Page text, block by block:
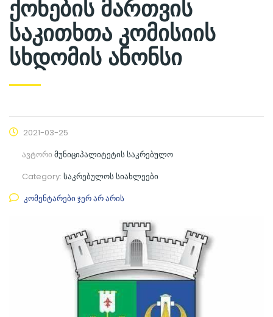
ქონების მართვის
საკითხთა კომისიის
სხდომის ანონსი
2021-03-25
ავტორი მუნიციპალიტეტის საკრებულო
Category: საკრებულოს სიახლეები
კომენტარები ჯერ არ არის